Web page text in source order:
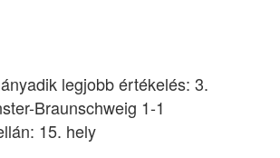
legjobb értékelés: 3.
Braunschweig 1-1
15. hely